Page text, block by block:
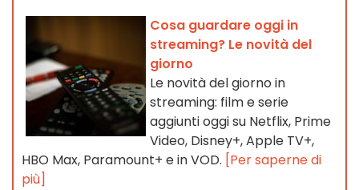
Cosa guardare oggi in
streaming? Le novità del
giorno
Le novità del giorno in
streaming: film e serie
aggiunti oggi su Netflix, Prime
Video, Disney+, Apple TV+,
HBO Max, Paramount+ e in VOD. [Per saperne di
più]